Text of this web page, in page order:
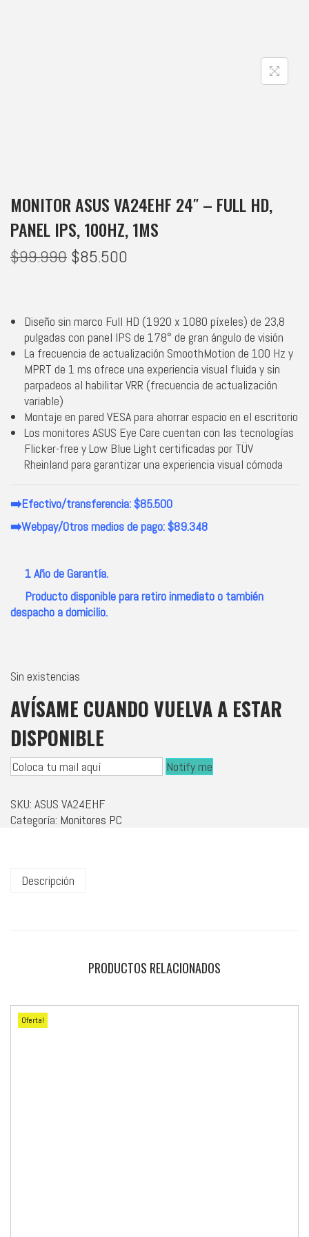
MONITOR ASUS VA24EHF 24″ – FULL HD,
PANEL IPS, 100HZ, 1MS
$99.990 $85.500
Diseño sin marco Full HD (1920 x 1080 píxeles) de 23,8
pulgadas con panel IPS de 178° de gran ángulo de visión
La frecuencia de actualización SmoothMotion de 100 Hz y
MPRT de 1 ms ofrece una experiencia visual fluida y sin
parpadeos al habilitar VRR (frecuencia de actualización
variable)
Montaje en pared VESA para ahorrar espacio en el escritorio
Los monitores ASUS Eye Care cuentan con las tecnologías
Flicker-free y Low Blue Light certificadas por TÜV
Rheinland para garantizar una experiencia visual cómoda
➡️Efectivo/transferencia: $85.500
➡️Webpay/Otros medios de pago: $89.348
1 Año de Garantía.
Producto disponible para retiro inmediato o también
despacho a domicilio.
Sin existencias
AVÍSAME CUANDO VUELVA A ESTAR
DISPONIBLE
Notify me
SKU: ASUS VA24EHF
Categoría: Monitores PC
Descripción
PRODUCTOS RELACIONADOS
Oferta!